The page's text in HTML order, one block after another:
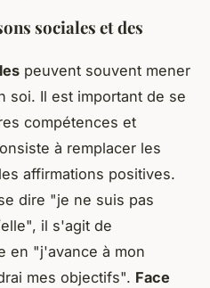
sociales et des
peuvent souvent mener
soi. Il est important de se
compétences et
à remplacer les
affirmations positives.
dire "je ne suis pas
il s'agit de
en "j'avance à mon
mes objectifs". Face